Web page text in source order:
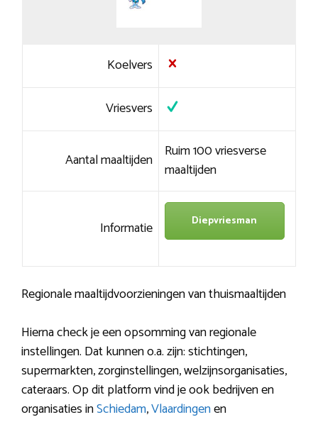
Koelvers
Vriesvers
Aantal maaltijden Ruim 100 vriesverse
maaltijden
Informatie Diepvriesman
Regionale maaltijdvoorzieningen van thuismaaltijden
Hierna check je een opsomming van regionale
instellingen. Dat kunnen o.a. zijn: stichtingen,
supermarkten, zorginstellingen, welzijnsorganisaties,
cateraars. Op dit platform vind je ook bedrijven en
organisaties inSchiedam,Vlaardingenen